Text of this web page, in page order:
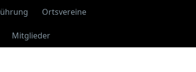
Ortsvereine
Mitglieder